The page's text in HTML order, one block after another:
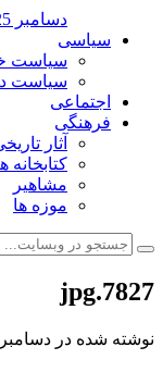
دسامبر 25, 2019
سیاسی
سیاست
سیاست
اجتماعی
فرهنگی
آثار
کتابخانه
مشاهیر
موزه ها
7827.jpg
نوشته شده در دسامبر 23, 2019